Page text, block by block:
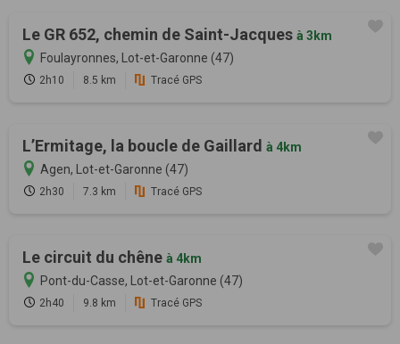
Le GR 652, chemin de Saint-Jacques à 3km
Foulayronnes, Lot-et-Garonne (47)
2h10 8.5 km Tracé GPS
L’Ermitage, la boucle de Gaillard à 4km
Agen, Lot-et-Garonne (47)
2h30 7.3 km Tracé GPS
Le circuit du chêne à 4km
Pont-du-Casse, Lot-et-Garonne (47)
2h40 9.8 km Tracé GPS